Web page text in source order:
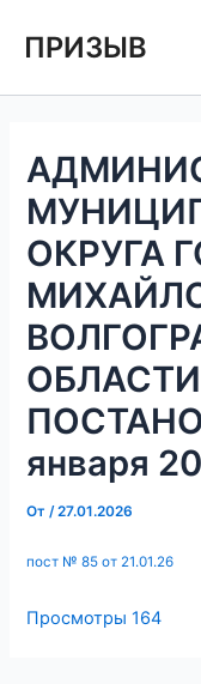
ПРИЗЫВ
ОКРУГА
ОБЛАСТИ
января
От /27.01.2026
пост № 85 от 21.01.26
Просмотры 164
по